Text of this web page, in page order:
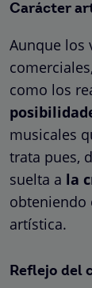
Carácter
Aunque los
como los
musicales
trata pues,
suelta a la
obteniendo
artística.
Reflejo del